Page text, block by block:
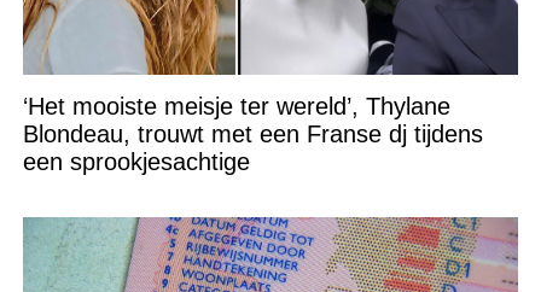
‘Het mooiste meisje ter wereld’, Thylane
Blondeau, trouwt met een Franse dj tijdens
een sprookjesachtige